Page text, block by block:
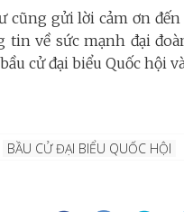
cũng gửi lời cảm ơn
tin về sức mạnh đại
cử đại biểu Quốc hội
BẦU CỬ ĐẠI BIỂU QUỐC HỘI